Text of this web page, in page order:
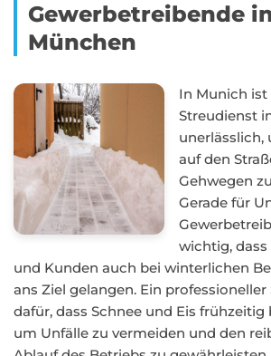
Gewerbetreibende
München
In Munich ist
Streudienst
unerlässlich,
auf den
Gehwegen
Gerade für
wichtig,
und Kunden auch bei winterlichen
ans Ziel gelangen. Ein
dafür, dass Schnee und Eis
um Unfälle zu vermeiden und den